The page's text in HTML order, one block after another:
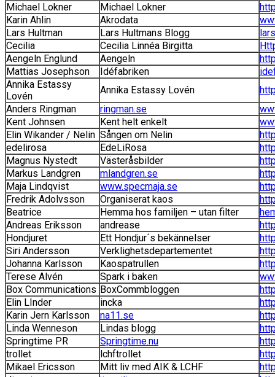
Michael Lokner Michael Lokner
Karin Ahlin
Akrodata
Lars Hultman
Lars Hultmans Blogg
Cecilia
Cecilia Linnéa Birgitta
Aengeln Englund
Aengeln
Mattias Josephson
Idéfabriken
Annika Estassy
Lovén
Annika Estassy Lovén
Anders Ringman
ringman.se
Kent Johnsen
Kent helt enkelt
Elin Wikander / Nelin Sången om Nelin
edelirosa
EdeLiRosa
Magnus Nystedt
Västeråsbilder
Markus Landgren
mlandgren.se
Maja Lindqvist
www.specmaja.se
Fredrik Adolvsson
Organiserat kaos
Beatrice
Hemma hos familjen – utan filter
Andreas Eriksson
andrease
Hondjuret
Ett Hondjur´s bekännelser
Siri Andersson
Verklighetsdepartementet
Johanna Karlsson
Kaospatrullen
Terese Alvén
Spark i baken
Box Communications BoxCommbloggen
Elin LInder
incka
Karin Jern Karlsson
na11.se
Linda Wenneson
Lindas blogg
Springtime PR
Springtime.nu
trollet
lchftrollet
Mikael Ericsson
Mitt liv med AIK & LCHF